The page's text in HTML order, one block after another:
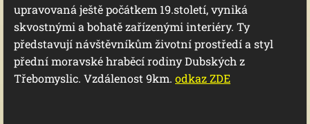
upravovaná ještě počátkem 19.století, vyniká
skvostnými a bohatě zařízenými interiéry. Ty
představují návštěvníkům životní prostředí a styl
přední moravské hraběcí rodiny Dubských z
Třebomyslic. Vzdálenost 9km. odkaz ZDE